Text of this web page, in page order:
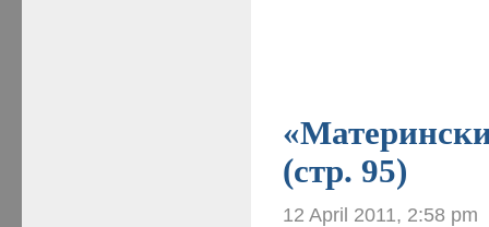
(стр. 95)
12 April 2011, 2:58 pm